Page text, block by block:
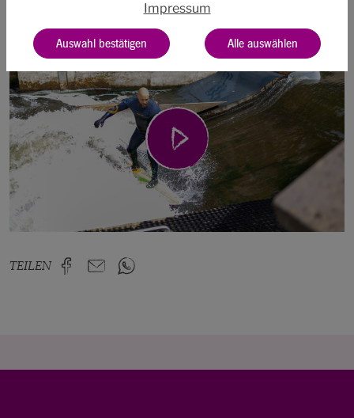
TEILEN
Impressum
Auswahl bestätigen Alle auswählen